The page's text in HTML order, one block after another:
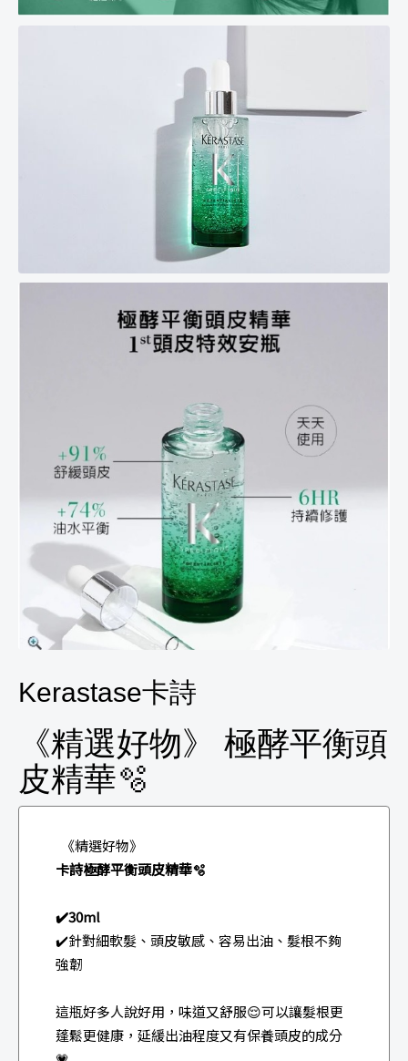
Kerastase卡詩
《精選好物》 極酵平衡頭
皮精華🫧
《精選好物》
卡詩極酵平衡頭皮精華🫧
✔️30ml
✔️針對細軟髮、頭皮敏感、容易出油、髮根不夠
強韌
這瓶好多人說好用，味道又舒服😌可以讓髮根更
蓬鬆更健康，延緩出油程度又有保養頭皮的成分